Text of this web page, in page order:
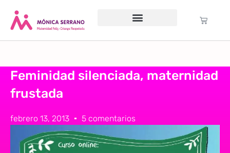
Feminidad silenciada, maternidad
frustada
febrero 13, 2013 5 comentarios